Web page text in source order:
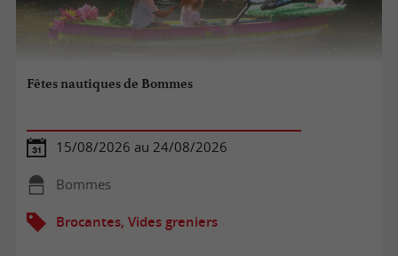
Fêtes nautiques de Bommes
15/08/2026 au 24/08/2026
Bommes
Brocantes, Vides greniers